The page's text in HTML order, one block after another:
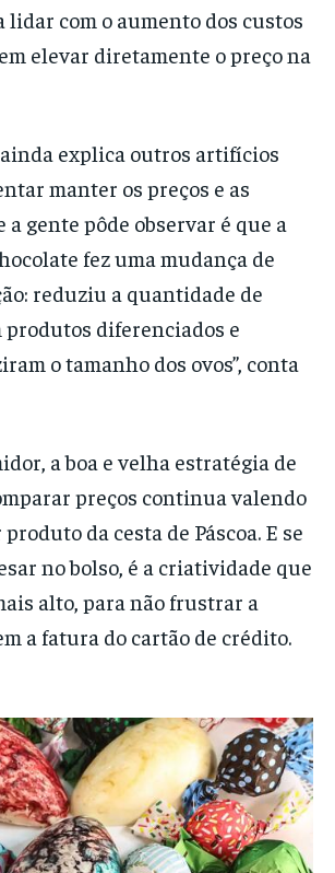
lidar com o aumento dos custos
elevar diretamente o preço na
explica outros artifícios
manter os preços e as
a gente pôde observar é que a
fez uma mudança de
reduziu a quantidade de
produtos diferenciados e
o tamanho dos ovos”, conta
a boa e velha estratégia de
preços continua valendo
da cesta de Páscoa. E se
no bolso, é a criatividade que
alto, para não frustrar a
a fatura do cartão de crédito.